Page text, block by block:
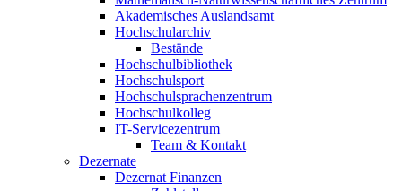
Akademisches Auslandsamt
Hochschularchiv
Bestände
Hochschulbibliothek
Hochschulsport
Hochschulsprachenzentrum
Hochschulkolleg
IT-Servicezentrum
Team & Kontakt
Dezernate
Dezernat Finanzen